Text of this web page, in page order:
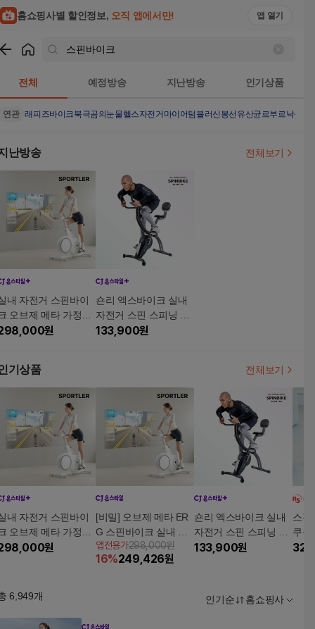
홈쇼핑사별 할인정보, 오직 앱에서만! 앱 열기
전체 예정방송 지난방송 인기상품
연관 래피즈바이크북극곰의눈물헬스자전거 마이어텀블러신봉선유산균르부르낙산
난방송 전체보기
내 자전거 스핀바이
오브제 메타 가정용
피닝 즈위프트 센서
원
숀리 엑스바이크 실내
자전거 스핀 스피닝 가
정용 유산소 운동 기구
133,900원
기상품 전체보기
내 자전거 스핀바이
오브제 메타 가정용
피닝 즈위프트 센서
원
[비밀] 오브제 메타 ER
G 스핀바이크 실내 자
전거 가정용 스피닝 즈
위프트 게임 싸이클
앱전용가298,000원
16%249,426원
숀리 엑스바이크 실내
자전거 스핀 스피닝 가
정용 유산소 운동 기구
133,900원
스핀
쿠폰
립
6,949개 인기순 홈쇼핑사